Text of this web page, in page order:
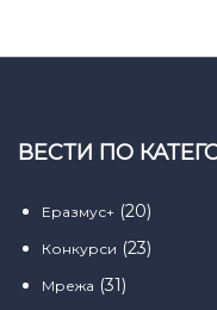
ВЕСТИ ПО
Еразмус+ (20)
Конкурси (23)
Мрежа (31)